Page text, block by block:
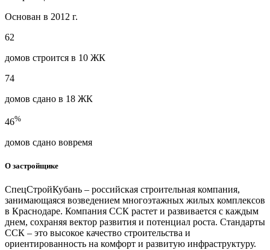
Основан в 2012 г.
62
домов строится в 10 ЖК
74
домов сдано в 18 ЖК
46%
домов сдано вовремя
О застройщике
СпецСтройКубань – российская строительная компания,
занимающаяся возведением многоэтажных жилых комплексов
в Краснодаре. Компания ССК растет и развивается с каждым
днем, сохраняя вектор развития и потенциал роста. Стандарты
ССК – это высокое качество строительства и
ориентированность на комфорт и развитую инфраструктуру.